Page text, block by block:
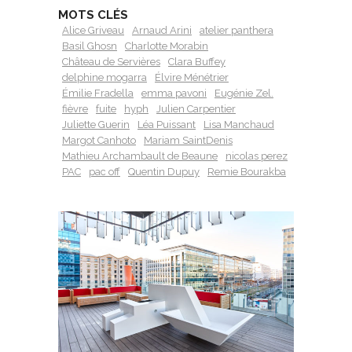
MOTS CLÉS
Alice Griveau Arnaud Arini
atelier panthera
Basil Ghosn
Charlotte Morabin
Château de Servières
Clara Buffey
delphine mogarra
Élvire Ménétrier
Émilie Fradella
emma pavoni
Eugénie Zel.
fièvre
fuite hyph
Julien Carpentier
Juliette Guerin
Léa Puissant
Lisa Manchaud
Margot Canhoto
Mariam SaintDenis
Mathieu Archambault de Beaune
nicolas perez
PAC
pac off Quentin Dupuy Remie Bourakba